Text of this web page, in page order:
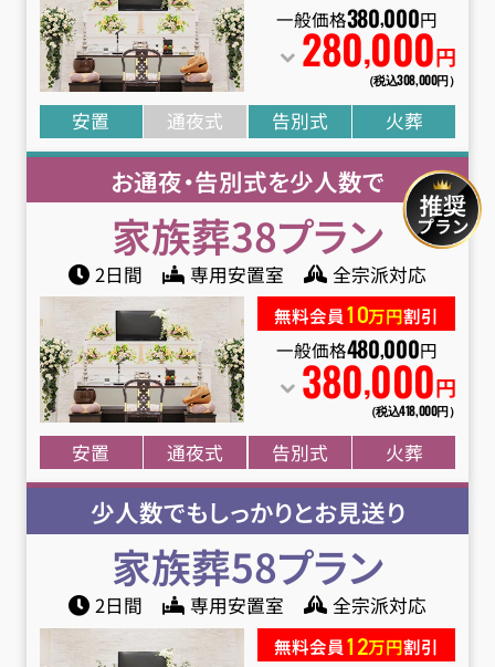
一般価格380,000円
280,000円
（税込308,000円）
安置 通夜式 告別式 火葬
お通夜・告別式を少人数で
家族葬38プラン
2日間 専用安置室 全宗派対応
無料会員10万円割引
一般価格480,000円
380,000円
（税込418,000円）
安置 通夜式 告別式 火葬
少人数でもしっかりとお見送り
家族葬58プラン
2日間 専用安置室 全宗派対応
無料会員12万円割引